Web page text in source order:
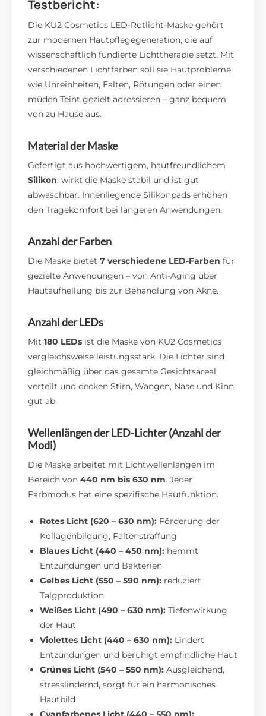
Testbericht:
Die KU2 Cosmetics LED-Rotlicht-Maske gehört
zur modernen Hautpflegegeneration, die auf
wissenschaftlich fundierte Lichttherapie setzt. Mit
verschiedenen Lichtfarben soll sie Hautprobleme
wie Unreinheiten, Falten, Rötungen oder einen
müden Teint gezielt adressieren – ganz bequem
von zu Hause aus.
Material der Maske
Gefertigt aus hochwertigem, hautfreundlichem
Silikon, wirkt die Maske stabil und ist gut
abwaschbar. Innenliegende Silikonpads erhöhen
den Tragekomfort bei längeren Anwendungen.
Anzahl der Farben
Die Maske bietet7 verschiedene LED-Farben für
gezielte Anwendungen – von Anti-Aging über
Hautaufhellung bis zur Behandlung von Akne.
Anzahl der LEDs
Mit180 LEDs ist die Maske von KU2 Cosmetics
vergleichsweise leistungsstark. Die Lichter sind
gleichmäßig über das gesamte Gesichtsareal
verteilt und decken Stirn, Wangen, Nase und Kinn
gut ab.
Wellenlängen der LED-Lichter (Anzahl der
Modi)
Die Maske arbeitet mit Lichtwellenlängen im
Bereich von440 nm bis 630 nm. Jeder
Farbmodus hat eine spezifische Hautfunktion.
Rotes Licht (620 – 630 nm): Förderung der
Kollagenbildung, Faltenstraffung
Blaues Licht (440 – 450 nm): hemmt
Entzündungen und Bakterien
Gelbes Licht (550 – 590 nm): reduziert
Talgproduktion
Weißes Licht (490 – 630 nm): Tiefenwirkung
der Haut
Violettes Licht (440 – 630 nm): Lindert
Entzündungen und beruhigt empfindliche Haut
Grünes Licht (540 – 550 nm): Ausgleichend,
stresslindernd, sorgt für ein harmonisches
Hautbild